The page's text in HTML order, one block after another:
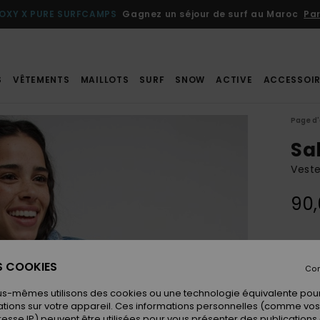
X PURE SURFCAMPS Gagnez un séjour de surf au Maroc
VÊTEMENTS MAILLOTS SURF SNOW ACTIVE
Page
COOKIES
mêmes utilisons des cookies ou une technologie équivalente
sur votre appareil. Ces informations personnelles (comme